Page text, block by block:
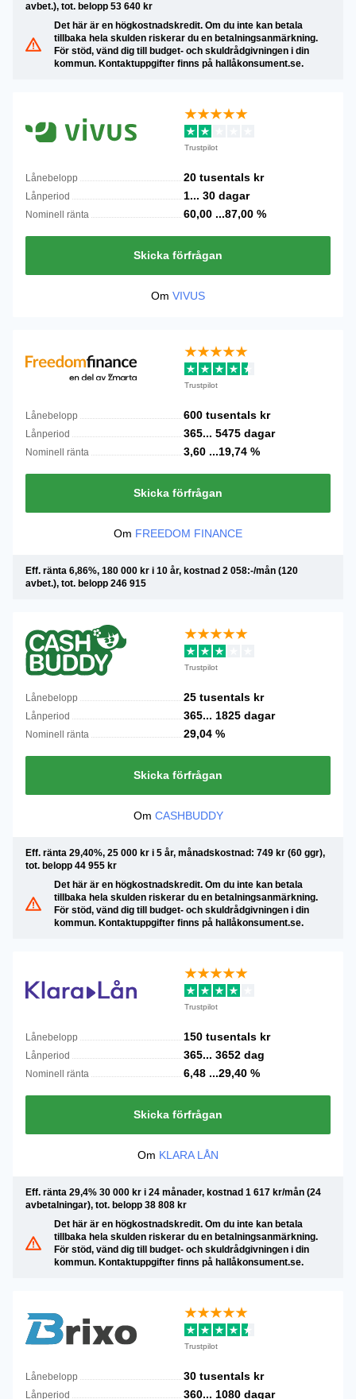
avbet.), tot. belopp 53 640 kr
Det här är en högkostnadskredit. Om du inte kan betala
tillbaka hela skulden riskerar du en betalningsanmärkning.
För stöd, vänd dig till budget- och skuldrådgivningen i din
kommun. Kontaktuppgifter finns på hallåkonsument.se.
Trustpilot
Lånebelopp 20 tusentals kr
Lånperiod 1... 30 dagar
Nominell ränta 60,00 ...87,00 %
Skicka förfrågan
Om VIVUS
Trustpilot
Lånebelopp 600 tusentals kr
Lånperiod 365... 5475 dagar
Nominell ränta 3,60 ...19,74 %
Skicka förfrågan
Om FREEDOM FINANCE
Eff. ränta 6,86%, 180 000 kr i 10 år, kostnad 2 058:-/mån (120
avbet.), tot. belopp 246 915
Trustpilot
Lånebelopp 25 tusentals kr
Lånperiod 365... 1825 dagar
Nominell ränta 29,04 %
Skicka förfrågan
Om CASHBUDDY
Eff. ränta 29,40%, 25 000 kr i 5 år, månadskostnad: 749 kr (60 ggr),
tot. belopp 44 955 kr
Det här är en högkostnadskredit. Om du inte kan betala
tillbaka hela skulden riskerar du en betalningsanmärkning.
För stöd, vänd dig till budget- och skuldrådgivningen i din
kommun. Kontaktuppgifter finns på hallåkonsument.se.
Trustpilot
Lånebelopp 150 tusentals kr
Lånperiod 365... 3652 dag
Nominell ränta 6,48 ...29,40 %
Skicka förfrågan
Om KLARA LÅN
Eff. ränta 29,4% 30 000 kr i 24 månader, kostnad 1 617 kr/mån (24
avbetalningar), tot. belopp 38 808 kr
Det här är en högkostnadskredit. Om du inte kan betala
tillbaka hela skulden riskerar du en betalningsanmärkning.
För stöd, vänd dig till budget- och skuldrådgivningen i din
kommun. Kontaktuppgifter finns på hallåkonsument.se.
Trustpilot
Lånebelopp 30 tusentals kr
Lånperiod 360... 1080 dagar